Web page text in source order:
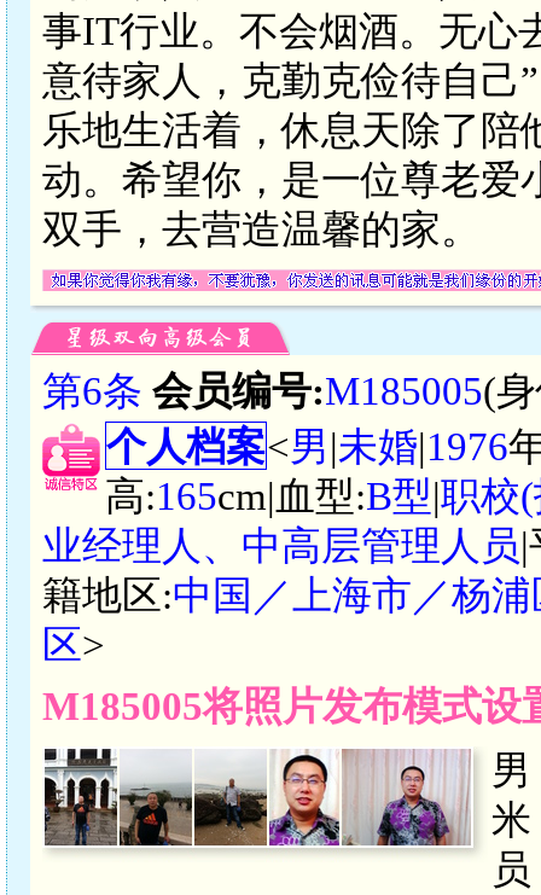
事IT行业。不会烟酒。无心
意待家人，克勤克俭待自己
乐地生活着，休息天除了
动。希望你，是一位尊老爱
双手，去营造温馨的家。
第6条 会员编号:M185005(
个人档案<男|未婚|1976
高:165cm|血型:B型|职校
业经理人、中高层管理人员|
籍地区:中国／上海市／杨浦
区>
M185005将照片发布模式
米